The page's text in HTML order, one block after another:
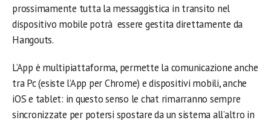
prossimamente tutta la messaggistica in transito nel
dispositivo mobile potrà essere gestita direttamente da
Hangouts.
L’App è multipiattaforma, permette la comunicazione anche
tra Pc (esiste l’App per Chrome) e dispositivi mobili, anche
iOS e tablet: in questo senso le chat rimarranno sempre
sincronizzate per potersi spostare da un sistema all’altro in